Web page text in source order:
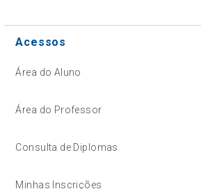
Acessos
Área do Aluno
Área do Professor
Consulta de Diplomas
Minhas Inscrições